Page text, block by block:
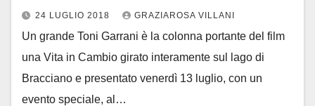
24 LUGLIO 2018 GRAZIAROSA VILLANI
Un grande Toni Garrani è la colonna portante del film
una Vita in Cambio girato interamente sul lago di
Bracciano e presentato venerdì 13 luglio, con un
evento speciale, al…